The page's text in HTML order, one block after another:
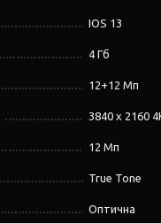
IOS 13
4 Гб
12+12 Мп
3840 x 2160
12 Мп
True Tone
Оптична